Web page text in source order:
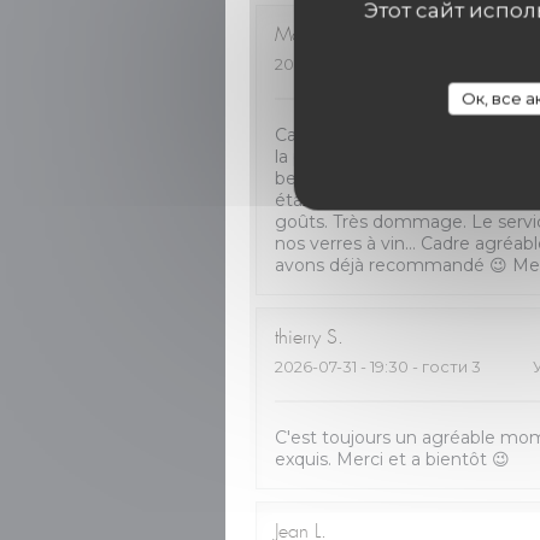
Этот сайт
Ок, все
Marie et Jürg
2026-08-04
Carte petite mais fort
la perfection et super tendre,
beurre salé super bon. Par
étaient décevantes. Aucun
goûts. Très dommage. Le
nos verres à vin… Cadre
avons déjà recommandé 😉
thierry S
2026-07-31 - 19:30 - гости 3
C'est toujours un agréable
exquis. Merci et a bientôt 😉
Jean L